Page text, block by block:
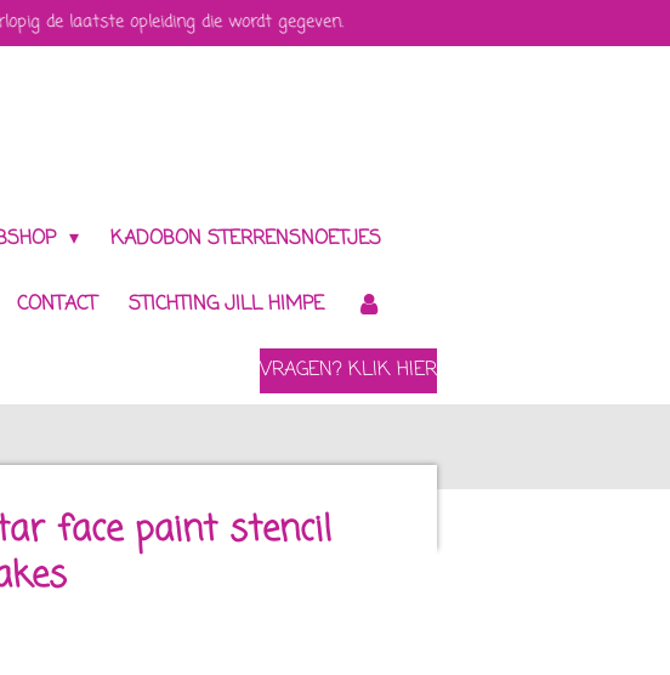
de laatste opleiding die wordt gegeven.
KADOBON STERRENSNOETJES
CONTACT STICHTING JILL HIMPE
VRAGEN? KLIK HIER
face paint stencil